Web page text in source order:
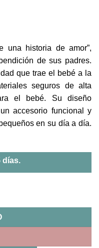
una historia de amor”,
de sus padres.
que trae el bebé a la
seguros de alta
el bebé. Su diseño
accesorio funcional y
en su día a día.
días.